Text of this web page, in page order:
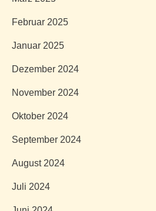
Februar 2025
Januar 2025
Dezember 2024
November 2024
Oktober 2024
September 2024
August 2024
Juli 2024